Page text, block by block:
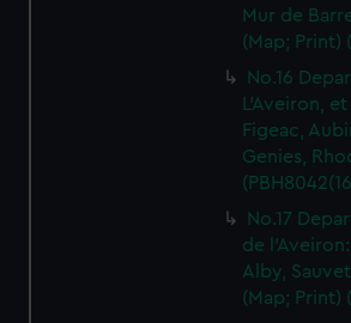
Mur de
(Map; Print)
No.16
L'Aveiron,
Figeac,
Genies,
No.17
de
Alby,
(Map; Print)